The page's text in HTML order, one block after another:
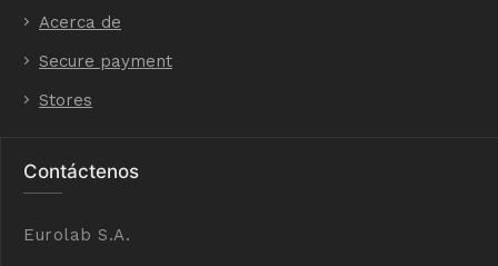
Acerca de
Secure payment
Stores
Contáctenos
Eurolab S.A.